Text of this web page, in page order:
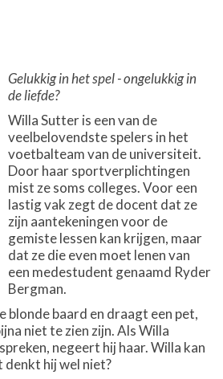
Gelukkig in het spel - ongelukkig in
de liefde?
Willa Sutter is een van de
veelbelovendste spelers in het
voetbalteam van de universiteit.
Door haar sportverplichtingen
mist ze soms colleges. Voor een
lastig vak zegt de docent dat ze
zijn aantekeningen voor de
gemiste lessen kan krijgen, maar
dat ze die even moet lenen van
een medestudent genaamd Ryder
Bergman.
blonde baard en draagt een pet,
niet te zien zijn. Als Willa
negeert hij haar. Willa kan
denkt hij wel niet?